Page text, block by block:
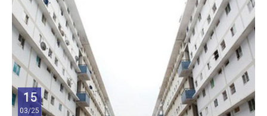
15
03/25